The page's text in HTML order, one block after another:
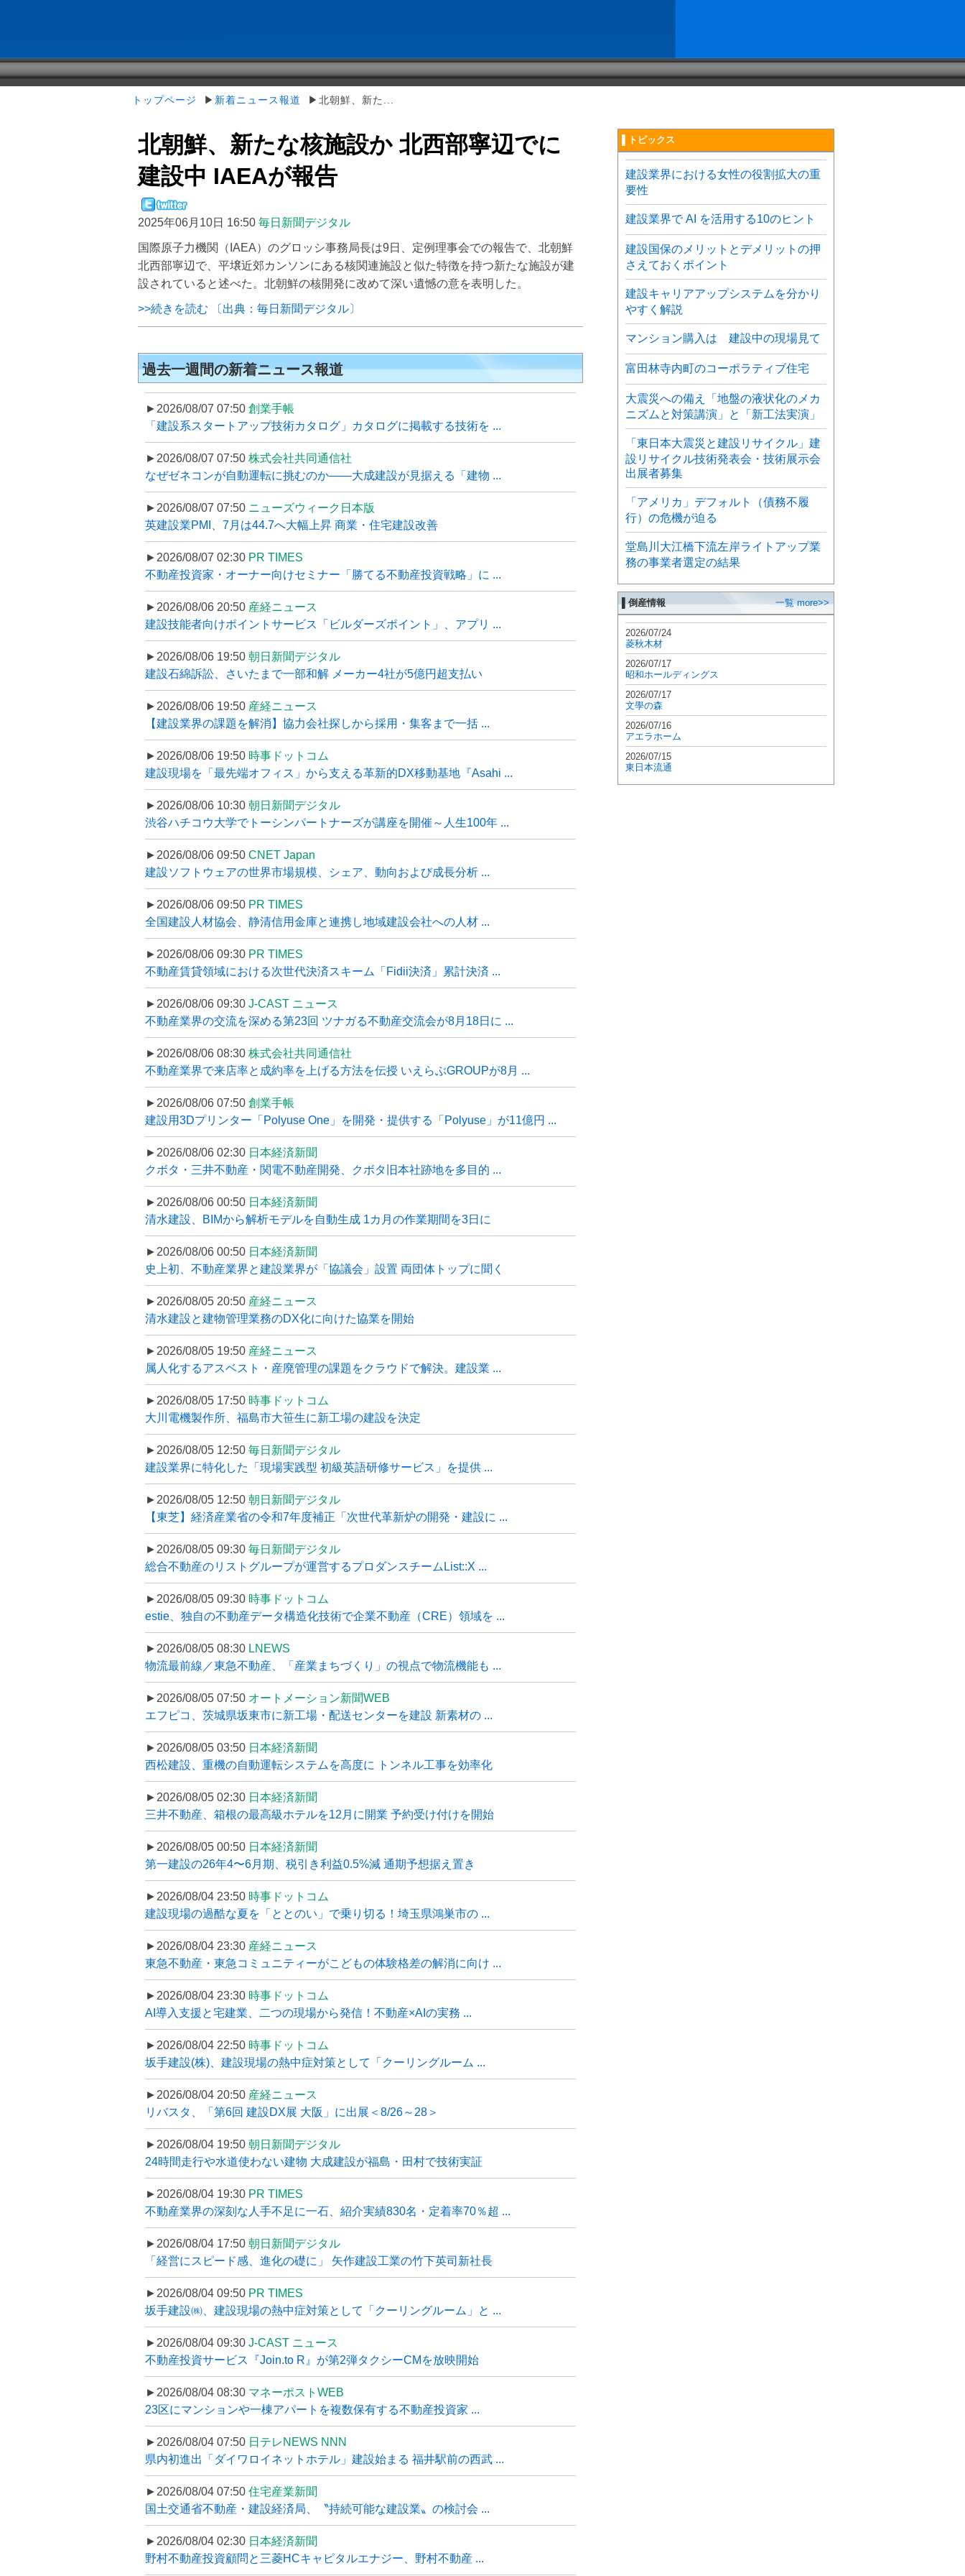
トップページ ▶ 新着ニュース報道 ▶北朝鮮、新た...
北朝鮮、新たな核施設か 北西部寧辺でに
建設中 IAEAが報告
2025年06月10日 16:50 毎日新聞デジタル
国際原子力機関（IAEA）のグロッシ事務局長は9日、定例理事会での報告で、北朝鮮
北西部寧辺で、平壌近郊カンソンにある核関連施設と似た特徴を持つ新たな施設が建
設されていると述べた。北朝鮮の核開発に改めて深い遺憾の意を表明した。
>>続きを読む 〔出典：毎日新聞デジタル〕
過去一週間の新着ニュース報道
►2026/08/07 07:50 創業手帳
「建設系スタートアップ技術カタログ」カタログに掲載する技術を ...
►2026/08/07 07:50 株式会社共同通信社
なぜゼネコンが自動運転に挑むのか――大成建設が見据える「建物 ...
►2026/08/07 07:50 ニューズウィーク日本版
英建設業PMI、7月は44.7へ大幅上昇 商業・住宅建設改善
►2026/08/07 02:30 PR TIMES
不動産投資家・オーナー向けセミナー「勝てる不動産投資戦略」に ...
►2026/08/06 20:50 産経ニュース
建設技能者向けポイントサービス「ビルダーズポイント」、アプリ ...
►2026/08/06 19:50 朝日新聞デジタル
建設石綿訴訟、さいたまで一部和解 メーカー4社が5億円超支払い
►2026/08/06 19:50 産経ニュース
【建設業界の課題を解消】協力会社探しから採用・集客まで一括 ...
►2026/08/06 19:50 時事ドットコム
建設現場を「最先端オフィス」から支える革新的DX移動基地『Asahi ...
►2026/08/06 10:30 朝日新聞デジタル
渋谷ハチコウ大学でトーシンパートナーズが講座を開催～人生100年 ...
►2026/08/06 09:50 CNET Japan
建設ソフトウェアの世界市場規模、シェア、動向および成長分析 ...
►2026/08/06 09:50 PR TIMES
全国建設人材協会、静清信用金庫と連携し地域建設会社への人材 ...
►2026/08/06 09:30 PR TIMES
不動産賃貸領域における次世代決済スキーム「Fidii決済」累計決済 ...
►2026/08/06 09:30 J-CAST ニュース
不動産業界の交流を深める第23回 ツナガる不動産交流会が8月18日に ...
►2026/08/06 08:30 株式会社共同通信社
不動産業界で来店率と成約率を上げる方法を伝授 いえらぶGROUPが8月 ...
►2026/08/06 07:50 創業手帳
建設用3Dプリンター「Polyuse One」を開発・提供する「Polyuse」が11億円 ...
►2026/08/06 02:30 日本経済新聞
クボタ・三井不動産・関電不動産開発、クボタ旧本社跡地を多目的 ...
►2026/08/06 00:50 日本経済新聞
清水建設、BIMから解析モデルを自動生成 1カ月の作業期間を3日に
►2026/08/06 00:50 日本経済新聞
史上初、不動産業界と建設業界が「協議会」設置 両団体トップに聞く
►2026/08/05 20:50 産経ニュース
清水建設と建物管理業務のDX化に向けた協業を開始
►2026/08/05 19:50 産経ニュース
属人化するアスベスト・産廃管理の課題をクラウドで解決。建設業 ...
►2026/08/05 17:50 時事ドットコム
大川電機製作所、福島市大笹生に新工場の建設を決定
►2026/08/05 12:50 毎日新聞デジタル
建設業界に特化した「現場実践型 初級英語研修サービス」を提供 ...
►2026/08/05 12:50 朝日新聞デジタル
【東芝】経済産業省の令和7年度補正「次世代革新炉の開発・建設に ...
►2026/08/05 09:30 毎日新聞デジタル
総合不動産のリストグループが運営するプロダンスチームList::X ...
►2026/08/05 09:30 時事ドットコム
estie、独自の不動産データ構造化技術で企業不動産（CRE）領域を ...
►2026/08/05 08:30 LNEWS
物流最前線／東急不動産、「産業まちづくり」の視点で物流機能も ...
►2026/08/05 07:50 オートメーション新聞WEB
エフピコ、茨城県坂東市に新工場・配送センターを建設 新素材の ...
►2026/08/05 03:50 日本経済新聞
西松建設、重機の自動運転システムを高度に トンネル工事を効率化
►2026/08/05 02:30 日本経済新聞
三井不動産、箱根の最高級ホテルを12月に開業 予約受け付けを開始
►2026/08/05 00:50 日本経済新聞
第一建設の26年4〜6月期、税引き利益0.5%減 通期予想据え置き
►2026/08/04 23:50 時事ドットコム
建設現場の過酷な夏を「ととのい」で乗り切る！埼玉県鴻巣市の ...
►2026/08/04 23:30 産経ニュース
東急不動産・東急コミュニティーがこどもの体験格差の解消に向け ...
►2026/08/04 23:30 時事ドットコム
AI導入支援と宅建業、二つの現場から発信！不動産×AIの実務 ...
►2026/08/04 22:50 時事ドットコム
坂手建設(株)、建設現場の熱中症対策として「クーリングルーム ...
►2026/08/04 20:50 産経ニュース
リバスタ、「第6回 建設DX展 大阪」に出展＜8/26～28＞
►2026/08/04 19:50 朝日新聞デジタル
24時間走行や水道使わない建物 大成建設が福島・田村で技術実証
►2026/08/04 19:30 PR TIMES
不動産業界の深刻な人手不足に一石、紹介実績830名・定着率70％超 ...
►2026/08/04 17:50 朝日新聞デジタル
「経営にスピード感、進化の礎に」 矢作建設工業の竹下英司新社長
►2026/08/04 09:50 PR TIMES
坂手建設㈱、建設現場の熱中症対策として「クーリングルーム」と ...
►2026/08/04 09:30 J-CAST ニュース
不動産投資サービス『Join.to R』が第2弾タクシーCMを放映開始
►2026/08/04 08:30 マネーポストWEB
23区にマンションや一棟アパートを複数保有する不動産投資家 ...
►2026/08/04 07:50 日テレNEWS NNN
県内初進出「ダイワロイネットホテル」建設始まる 福井駅前の西武 ...
►2026/08/04 07:50 住宅産業新聞
国土交通省不動産・建設経済局、〝持続可能な建設業〟の検討会 ...
►2026/08/04 02:30 日本経済新聞
野村不動産投資顧問と三菱HCキャピタルエナジー、野村不動産 ...
▌トピックス
建設業界における女性の役割拡大の重
要性
建設業界で AI を活用する10のヒント
建設国保のメリットとデメリットの押
さえておくポイント
建設キャリアアップシステムを分かり
やすく解説
マンション購入は 建設中の現場見て
富田林寺内町のコーポラティブ住宅
大震災への備え「地盤の液状化のメカ
ニズムと対策講演」と「新工法実演」
「東日本大震災と建設リサイクル」建
設リサイクル技術発表会・技術展示会
出展者募集
「アメリカ」デフォルト（債務不履
行）の危機が迫る
堂島川大江橋下流左岸ライトアップ業
務の事業者選定の結果
▌倒産情報 一覧 more>>
2026/07/24
菱秋木材
2026/07/17
昭和ホールディングス
2026/07/17
文學の森
2026/07/16
アエラホーム
2026/07/15
東日本流通